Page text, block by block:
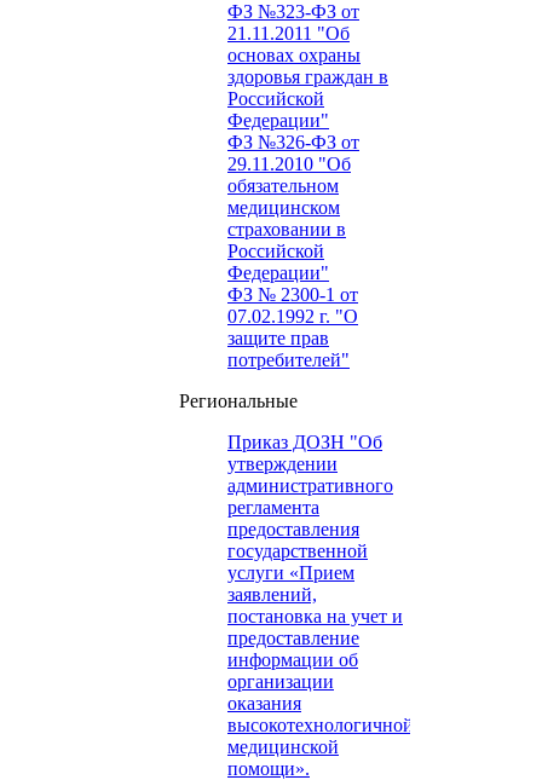
ФЗ №323-ФЗ от
21.11.2011 "Об
основах охраны
здоровья граждан в
Российской
Федерации"
ФЗ №326-ФЗ от
29.11.2010 "Об
обязательном
медицинском
страховании в
Российской
Федерации"
ФЗ № 2300-1 от
07.02.1992 г. "О
защите прав
потребителей"
Региональные
Приказ ДОЗН "Об
утверждении
административного
регламента
предоставления
государственной
услуги «Прием
заявлений,
постановка на учет и
предоставление
информации об
организации
оказания
высокотехнологичной
медицинской
помощи».